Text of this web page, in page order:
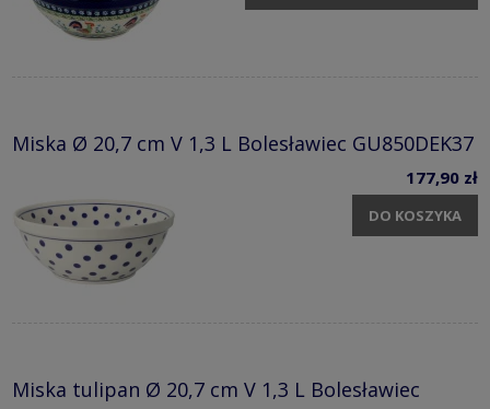
Miska Ø 20,7 cm V 1,3 L Bolesławiec GU850DEK37
177,90 zł
DO KOSZYKA
Miska tulipan Ø 20,7 cm V 1,3 L Bolesławiec